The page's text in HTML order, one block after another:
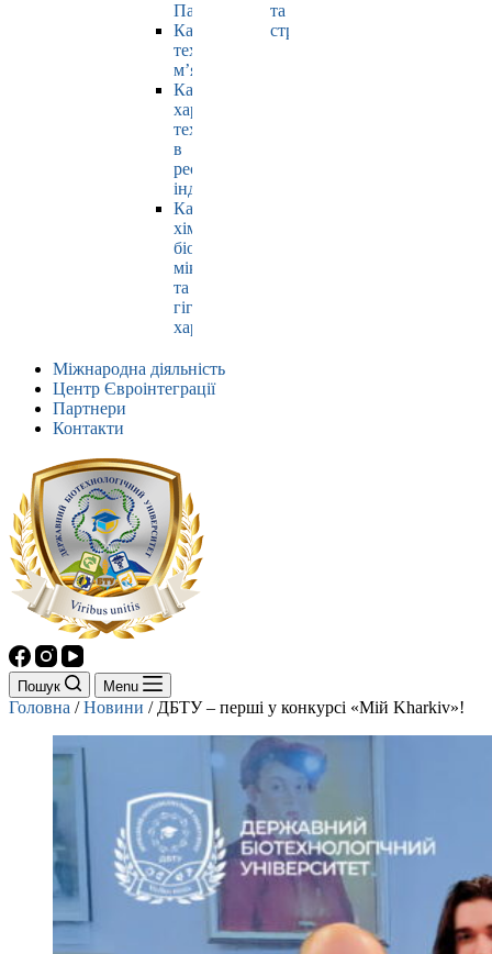
Павлюк
Кафедра
технології
м’яса
Кафедра
харчових
технологій
в
ресторанній
індустрії
Кафедра
хімії,
біохімії,
мікробіології
та
гігієни
харчування
та
страхування
Міжнародна діяльність
Центр Євроінтеграції
Партнери
Контакти
Пошук Menu
Головна /Новини / ДБТУ – перші у конкурсі «Мій Kharkiv»!